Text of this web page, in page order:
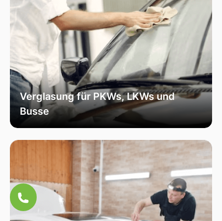
Verglasung für PKWs, LKWs und
Busse
Unsere Verglasungsdienste umfassen alle
Lastkraftwagen bis hin zu Bussen. Wir sorgen
für eine fachmännische Installation und hohe
Qualität, um die Sicherheit und Funktionalität
Ihres Fahrzeugs zu erhöhen.